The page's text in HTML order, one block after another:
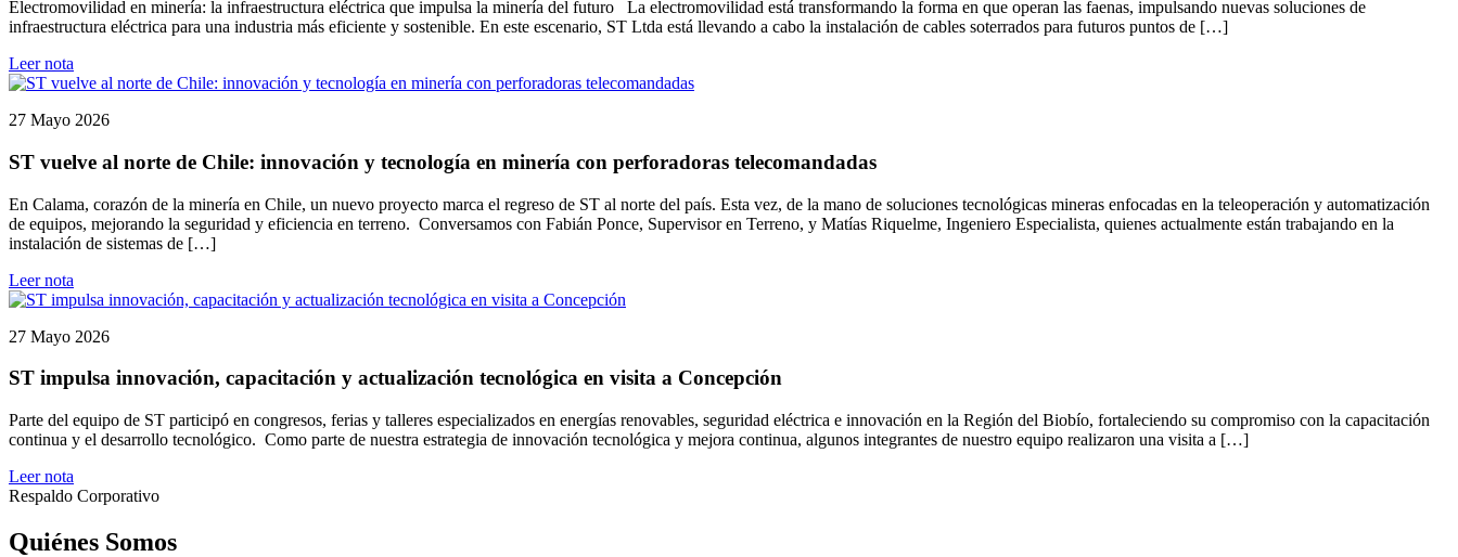
Electromovilidad en minería: la infraestructura eléctrica que impulsa la minería del futuro La electromovilidad está transformando la forma en que operan las faenas, impulsando nuevas soluciones de
infraestructura eléctrica para una industria más eficiente y sostenible. En este escenario, ST Ltda está llevando a cabo la instalación de cables soterrados para futuros puntos de […]
Leer nota
27 Mayo 2026
ST vuelve al norte de Chile: innovación y tecnología en minería con perforadoras telecomandadas
En Calama, corazón de la minería en Chile, un nuevo proyecto marca el regreso de ST al norte del país. Esta vez, de la mano de soluciones tecnológicas mineras enfocadas en la teleoperación y automatización
de equipos, mejorando la seguridad y eficiencia en terreno. Conversamos con Fabián Ponce, Supervisor en Terreno, y Matías Riquelme, Ingeniero Especialista, quienes actualmente están trabajando en la
instalación de sistemas de […]
Leer nota
27 Mayo 2026
ST impulsa innovación, capacitación y actualización tecnológica en visita a Concepción
Parte del equipo de ST participó en congresos, ferias y talleres especializados en energías renovables, seguridad eléctrica e innovación en la Región del Biobío, fortaleciendo su compromiso con la capacitación
continua y el desarrollo tecnológico. Como parte de nuestra estrategia de innovación tecnológica y mejora continua, algunos integrantes de nuestro equipo realizaron una visita a […]
Leer nota
Respaldo Corporativo
Quiénes Somos